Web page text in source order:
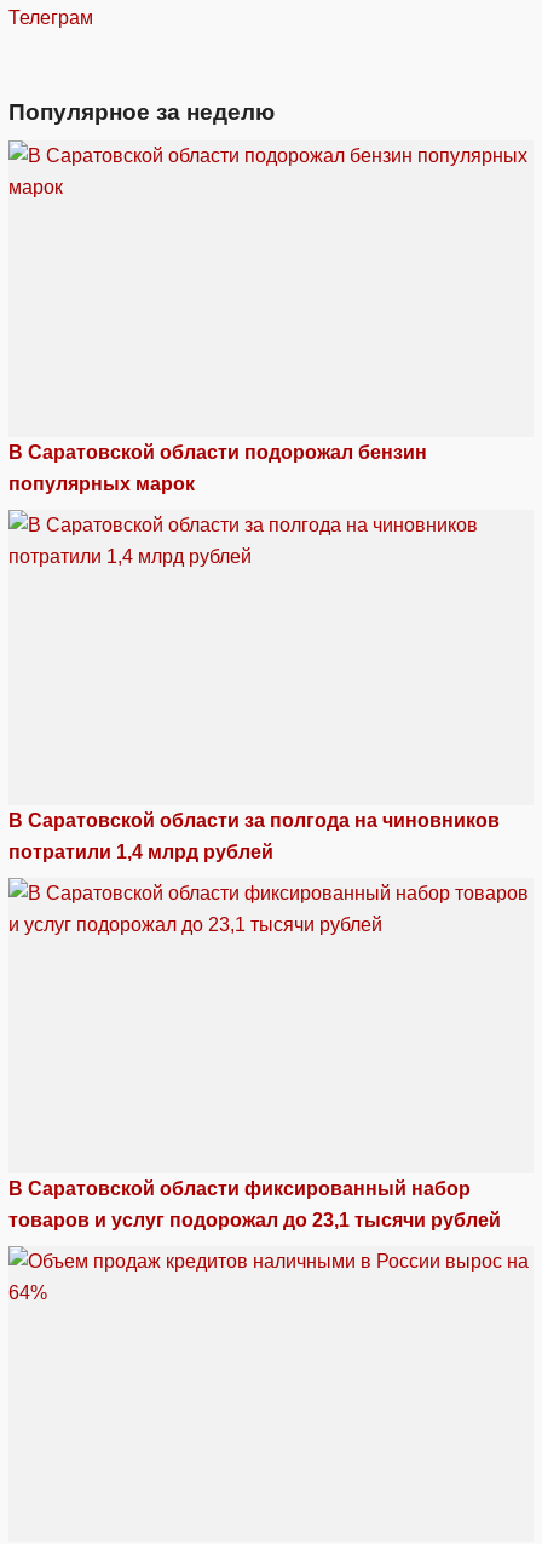
Телеграм
Популярное за неделю
В Саратовской области подорожал бензин
популярных марок
В Саратовской области за полгода на чиновников
потратили 1,4 млрд рублей
В Саратовской области фиксированный набор
товаров и услуг подорожал до 23,1 тысячи рублей